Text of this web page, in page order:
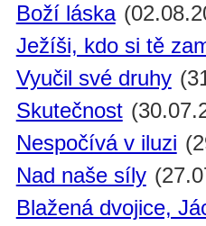
Boží láska
Ježíši, kdo si tě
Vyučil své druhy
Skutečnost
Nespočívá v iluzi
Nad naše síly
Blažená dvojice,